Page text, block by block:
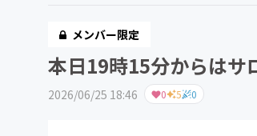
メンバー限定
本日19時15分からはサ
2026/06/25 18:46 0 5 0